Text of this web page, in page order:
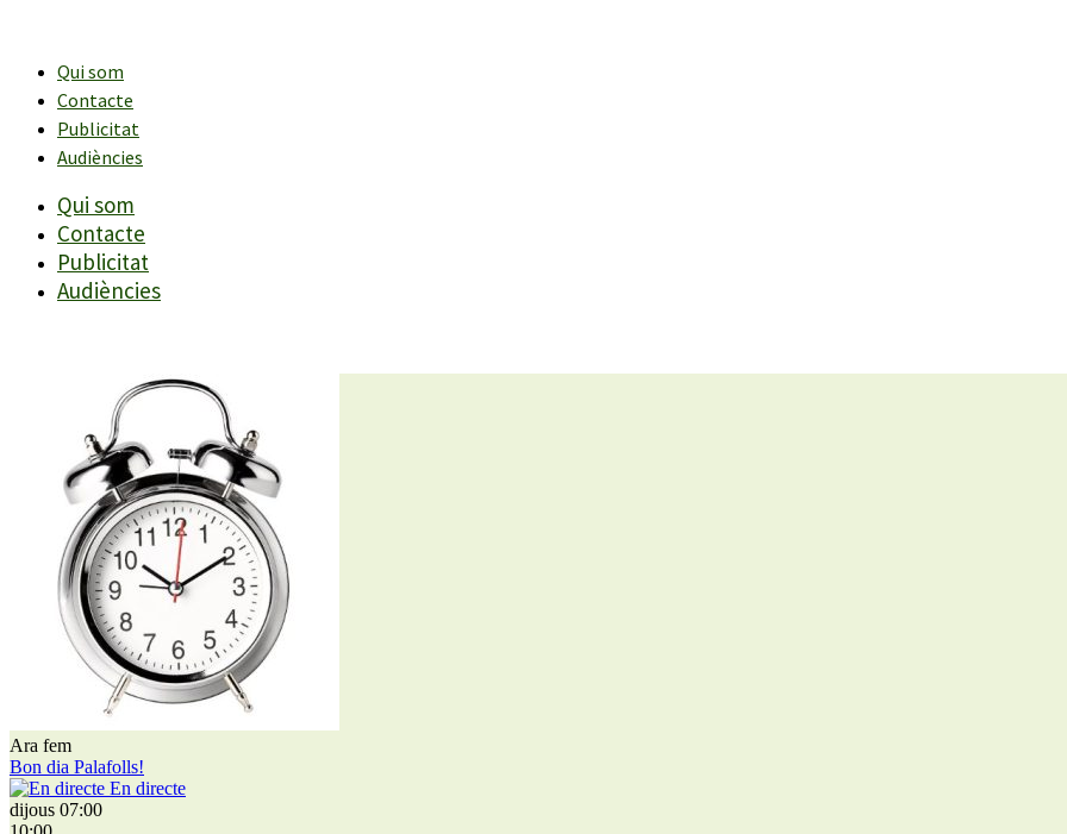
contingutQui som
Contacte
Publicitat
Audiències
Qui som
Contacte
Publicitat
Audiències
Ara fem
Bon dia Palafolls!
En directe
dijous 07:00